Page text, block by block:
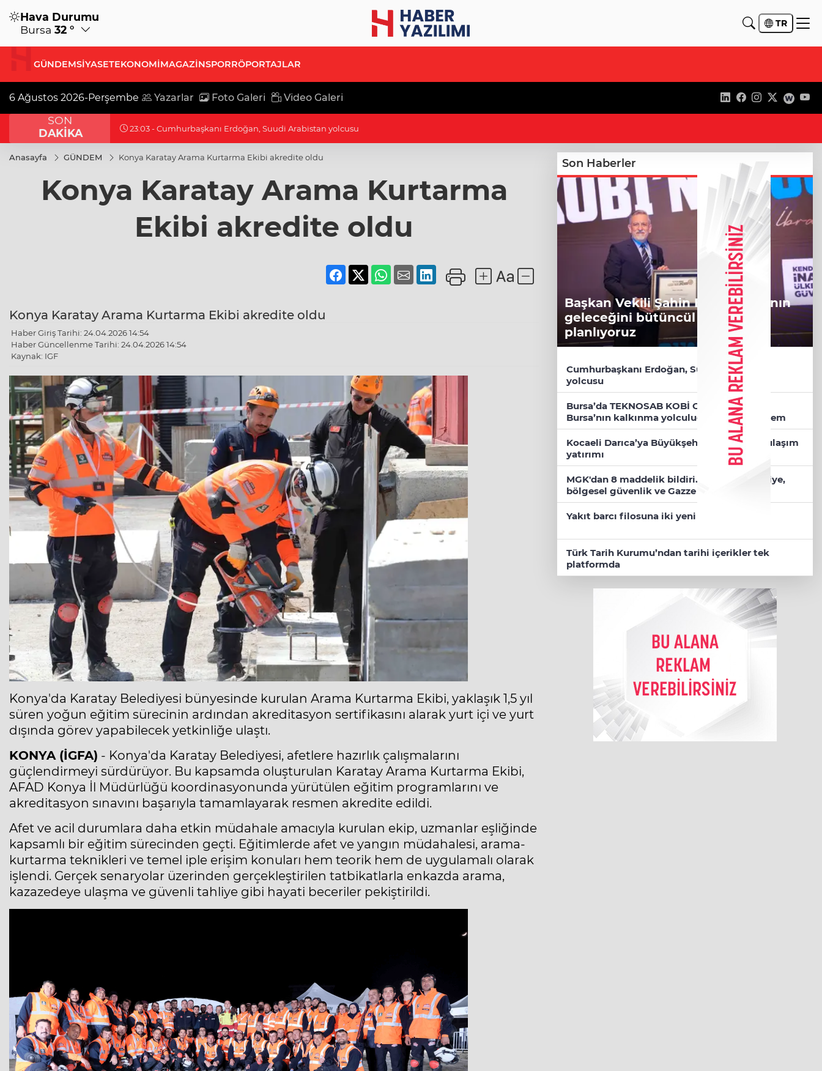
Hava Durumu
Bursa 32 ° TR
GÜNDEMSİYASETEKONOMİMAGAZİNSPORRÖPORTAJLAR
6 Ağustos 2026-Perşembe Yazarlar Foto Galeri Video Galeri
SON
DAKİKA
22:47 - Bursa’da TEKNOSAB KOBİ OSB tanıtıldı... Bursa’nın kalkınma yolculuğunda yeni dönem
Anasayfa GÜNDEM Konya Karatay Arama Kurtarma Ekibi akredite oldu
Konya Karatay Arama Kurtarma
Ekibi akredite oldu
Konya Karatay Arama Kurtarma Ekibi akredite oldu
Haber Giriş Tarihi: 24.04.2026 14:54
Haber Güncellenme Tarihi: 24.04.2026 14:54
Kaynak: IGF
Konya'da Karatay Belediyesi bünyesinde kurulan Arama Kurtarma Ekibi, yaklaşık 1,5 yıl
süren yoğun eğitim sürecinin ardından akreditasyon sertifikasını alarak yurt içi ve yurt
dışında görev yapabilecek yetkinliğe ulaştı.
KONYA (İGFA) - Konya'da Karatay Belediyesi, afetlere hazırlık çalışmalarını
güçlendirmeyi sürdürüyor. Bu kapsamda oluşturulan Karatay Arama Kurtarma Ekibi,
AFAD Konya İl Müdürlüğü koordinasyonunda yürütülen eğitim programlarını ve
akreditasyon sınavını başarıyla tamamlayarak resmen akredite edildi.
Afet ve acil durumlara daha etkin müdahale amacıyla kurulan ekip, uzmanlar eşliğinde
kapsamlı bir eğitim sürecinden geçti. Eğitimlerde afet ve yangın müdahalesi, arama-
kurtarma teknikleri ve temel iple erişim konuları hem teorik hem de uygulamalı olarak
işlendi. Gerçek senaryolar üzerinden gerçekleştirilen tatbikatlarla enkazda arama,
kazazedeye ulaşma ve güvenli tahliye gibi hayati beceriler pekiştirildi.
Son Haberler
Başkan Vekili Şahin Biba: Bursa'nın
geleceğini bütüncül anlayışla
planlıyoruz
Cumhurbaşkanı Erdoğan, Suudi Arabistan
yolcusu
Bursa’da TEKNOSAB KOBİ OSB tanıtıldı...
Bursa’nın kalkınma yolculuğunda yeni dönem
Kocaeli Darıca’ya Büyükşehir'den modern ulaşım
yatırımı
MGK'dan 8 maddelik bildiri... Terörsüz Türkiye,
bölgesel güvenlik ve Gazze mesajı
Yakıt barcı filosuna iki yeni gemi
Türk Tarih Kurumu’ndan tarihi içerikler tek
platformda